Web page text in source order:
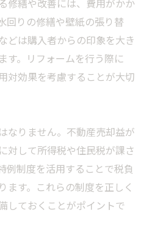
修繕や改善には、費用がかか
回りの修繕や壁紙の張り替
どは購入者からの印象を大き
す。リフォームを行う際に
対効果を考慮することが大切
なりません。不動産売却益が
対して所得税や住民税が課さ
例制度を活用することで税負
ます。これらの制度を正しく
しておくことがポイントで